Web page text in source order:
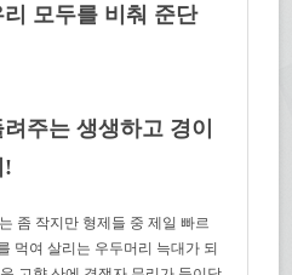
모두를 비춰 준단
주는 생생하고 경이
!
좀 작지만 형제들 중 제일 빠르
먹여 살리는 우두머리 늑대가 되